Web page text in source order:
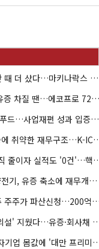
HB인베스트, IPO 무산 때 더 샀다…마키나락스 투자 2.7배 회수
에코프로비엠, 1.2조 유증 차질 땐…에코프로 7270억 '독박'
상장사 옷 벗는 신세계푸드…사업재편 성과 입증할까
NH농협생명, 금리상승에 취
신한투자증권, IPO 조직 줄
'부채비율 955%' 계양전기, 유증 축소에 재무개선 효과 '뚝'
해성에어로보틱스, 2주 주주가 파산
한국투자증권, 'SK 소외설' 지웠
글로벌테크놀로지, 적자기업 몸값